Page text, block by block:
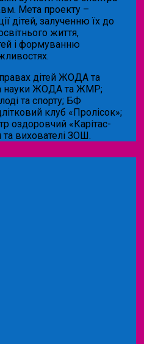
Мета проекту –
дітей, залученню їх до
життя,
і формуванню
дітей ЖОДА та
науки ЖОДА та ЖМР;
та спорту; БФ
клуб «Пролісок»;
оздоровчий «Карітас-
та вихователі ЗОШ.